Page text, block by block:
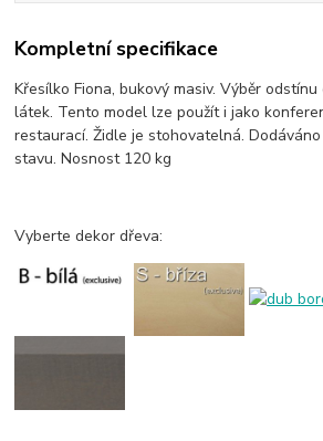
Kompletní specifikace
Křesílko Fiona, bukový masiv. Výběr
látek. Tento model lze použít i jako
restaurací. Židle je stohovatelná.
stavu. Nosnost 120 kg
Vyberte dekor dřeva: